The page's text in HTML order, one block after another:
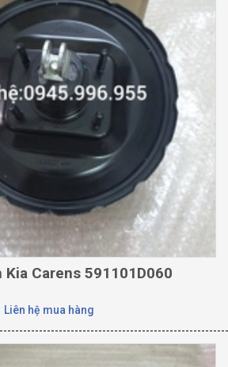
Kia Carens 591101D060
Liên hệ mua hàng